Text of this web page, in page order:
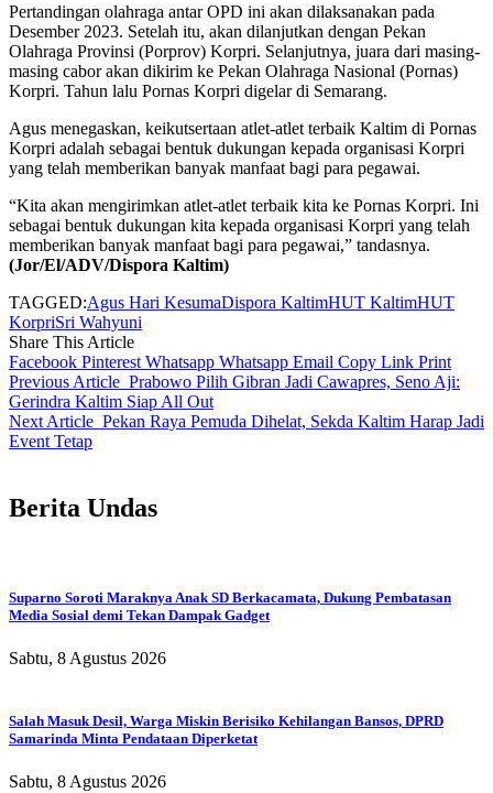
Pertandingan olahraga antar OPD ini akan dilaksanakan pada
Desember 2023. Setelah itu, akan dilanjutkan dengan Pekan
Olahraga Provinsi (Porprov) Korpri. Selanjutnya, juara dari masing-
masing cabor akan dikirim ke Pekan Olahraga Nasional (Pornas)
Korpri. Tahun lalu Pornas Korpri digelar di Semarang.
Agus menegaskan, keikutsertaan atlet-atlet terbaik Kaltim di Pornas
Korpri adalah sebagai bentuk dukungan kepada organisasi Korpri
yang telah memberikan banyak manfaat bagi para pegawai.
“Kita akan mengirimkan atlet-atlet terbaik kita ke Pornas Korpri. Ini
sebagai bentuk dukungan kita kepada organisasi Korpri yang telah
memberikan banyak manfaat bagi para pegawai,” tandasnya.
(Jor/El/ADV/Dispora Kaltim)
TAGGED:Agus Hari KesumaDispora KaltimHUT KaltimHUT
KorpriSri Wahyuni
Share This Article
Facebook Pinterest Whatsapp Whatsapp Email Copy Link Print
Previous Article Prabowo Pilih Gibran Jadi Cawapres, Seno Aji:
Gerindra Kaltim Siap All Out
Next Article Pekan Raya Pemuda Dihelat, Sekda Kaltim Harap Jadi
Event Tetap
Berita Undas
Suparno Soroti Maraknya Anak SD Berkacamata, Dukung Pembatasan
Media Sosial demi Tekan Dampak Gadget
Sabtu, 8 Agustus 2026
Salah Masuk Desil, Warga Miskin Berisiko Kehilangan Bansos, DPRD
Samarinda Minta Pendataan Diperketat
Sabtu, 8 Agustus 2026